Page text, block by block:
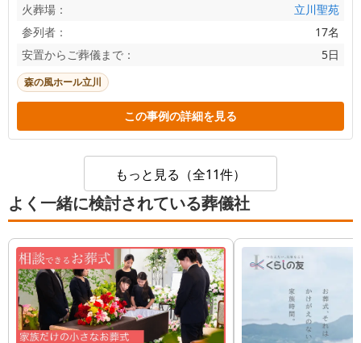
火葬場：
立川聖苑
参列者：
17名
安置からご葬儀まで：
5日
森の風ホール立川
この事例の詳細を見る
もっと見る（全11件）
よく一緒に検討されている葬儀社